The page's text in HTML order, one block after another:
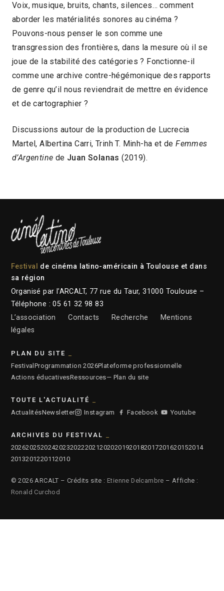
Voix, musique, bruits, chants, silences… comment
aborder les matérialités sonores au cinéma ?
Pouvons-nous penser le son comme une
transgression des frontières, dans la mesure où il se
joue de la stabilité des catégories ? Fonctionne-il
comme une archive contre-hégémonique des rapports
de genre qu’il nous reviendrait de mettre en évidence
et de cartographier ?
Discussions autour de la production de Lucrecia
Martel, Albertina Carri, Trinh T. Minh-ha et deFemmes
d’Argentine de Juan Solanas (2019).
Festival de cinéma latino-américain à Toulouse et dans
sa région
Organisé par l’ARCALT, 77 rue du Taur, 31000 Toulouse –
Téléphone : 05 61 32 98 83
L’association
Contacts Recherche
Mentions
légales
PLAN DU SITE
Festival Programmation 2026Plateforme professionnelle
Actions éducativesRessources— Plan du site
TOUTE L'ACTUALITÉ
ActualitésNewsletter Instagram Facebook Youtube
ARCHIVES DU FESTIVAL
2026202520242023202220212020201920182017201620152014
2013201220112010
© 2026 ARCALT – Crédits site : Etienne Delcambre – Affiche :
Ronald Curchod